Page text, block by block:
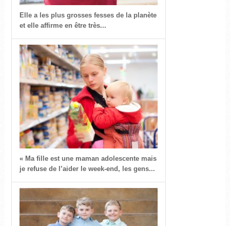
Elle a les plus grosses fesses de la planète
et elle affirme en être très...
« Ma fille est une maman adolescente mais
je refuse de l’aider le week-end, les gens...